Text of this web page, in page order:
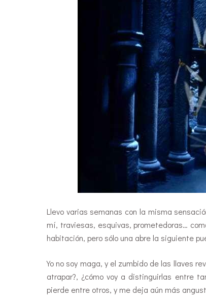
Llevo varias semanas con la misma
mí, traviesas, esquivas, prometedoras…
habitación, pero sólo una abre la siguiente
Yo no soy maga, y el zumbido de las llaves
atrapar?, ¿cómo voy a distinguirlas entre
pierde entre otros, y me deja aún más